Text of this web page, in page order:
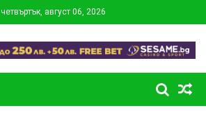
четвъртък, август 06, 2026